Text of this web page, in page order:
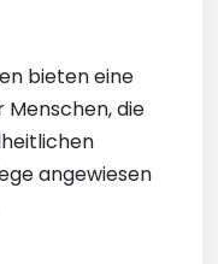
bieten eine
die
angewiesen